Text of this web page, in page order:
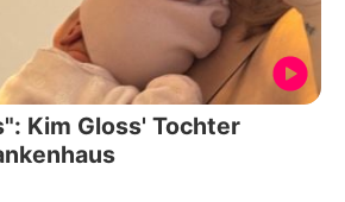
Kim Gloss' Tochter